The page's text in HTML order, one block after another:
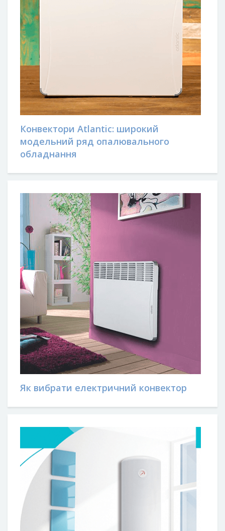
Конвектори Atlantic: широкий
модельний ряд опалювального
обладнання
Як вибрати електричний конвектор